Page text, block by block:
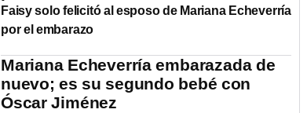
Faisy solo felicitó al esposo de Mariana Echeverría
por el embarazo
Mariana Echeverría embarazada de
nuevo; es su segundo bebé con
Óscar Jiménez